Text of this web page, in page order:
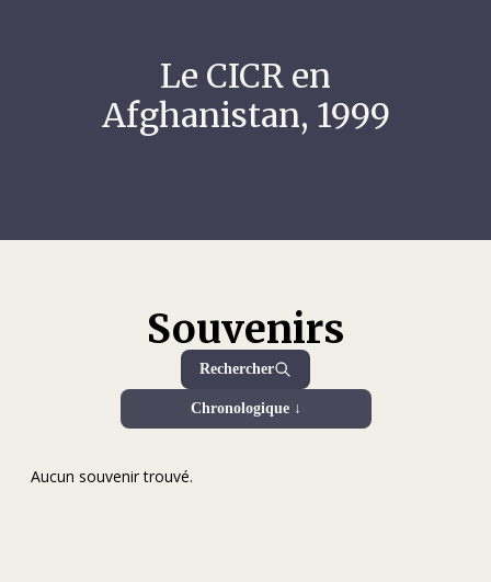
Le CICR en
Afghanistan, 1999
Souvenirs
Rechercher
Chronologique ↓
Aucun souvenir trouvé.